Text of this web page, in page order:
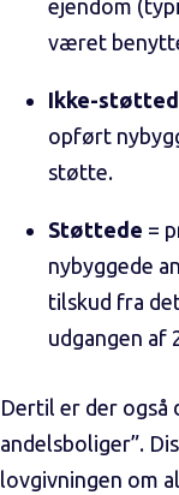
ejendom
været
Ikke-
opført
støtte.
Støttede =
nybyggede
tilskud fra
udgangen af
Dertil er der også
andelsboliger”.
lovgivningen om